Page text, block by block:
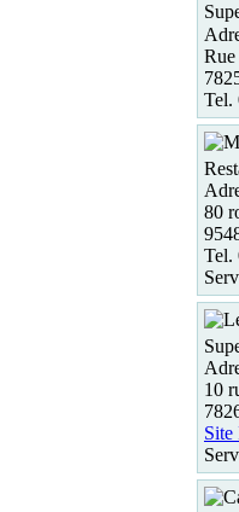
Rue
Tel.
80
Tel.
10
Site